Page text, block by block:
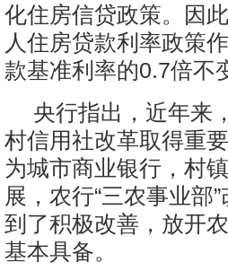
化住房信贷政策。因
人住房贷款利率政策
款基准利率的0.7倍不
央行指出，近年来
村信用社改革取得重
为城市商业银行，村
展，农行“三农事业部
到了积极改善，放开
基本具备。